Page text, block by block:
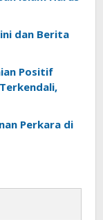
dan Berita
Positif
Perkara di